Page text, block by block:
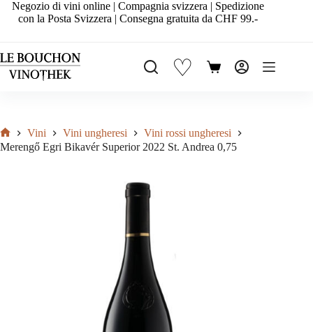
SaltaNegozio di vini online | Compagnia svizzera | Spedizione
con la Posta Svizzera | Consegna gratuita da CHF 99.-
♡ Carrello
Home
Vini Vini ungheresi
Vini rossi ungheresi
Merengő Egri Bikavér Superior 2022 St. Andrea 0,75